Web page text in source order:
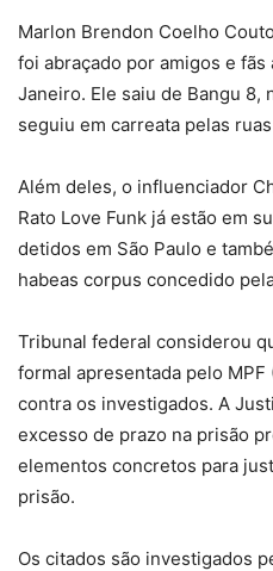
Marlon Brendon Coelho
foi abraçado por amigos e
Janeiro. Ele saiu de Bangu 8,
seguiu em carreata pelas
Além deles, o influenciador
Rato Love Funk já estão em
detidos em São Paulo e
habeas corpus concedido
Tribunal federal considerou
formal apresentada pelo
contra os investigados. A
excesso de prazo na prisão
elementos concretos para
prisão.
Os citados são investigados